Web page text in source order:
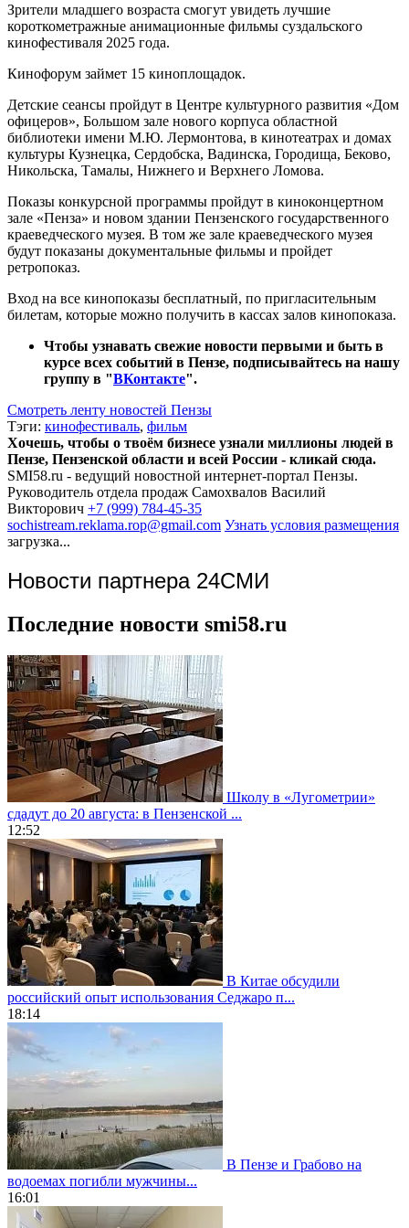
Зрители младшего возраста смогут увидеть лучшие
короткометражные анимационные фильмы суздальского
кинофестиваля 2025 года.
Кинофорум займет 15 киноплощадок.
Детские сеансы пройдут в Центре культурного развития «Дом
офицеров», Большом зале нового корпуса областной
библиотеки имени М.Ю. Лермонтова, в кинотеатрах и домах
культуры Кузнецка, Сердобска, Вадинска, Городища, Беково,
Никольска, Тамалы, Нижнего и Верхнего Ломова.
Показы конкурсной программы пройдут в киноконцертном
зале «Пенза» и новом здании Пензенского государственного
краеведческого музея. В том же зале краеведческого музея
будут показаны документальные фильмы и пройдет
ретропоказ.
Вход на все кинопоказы бесплатный, по пригласительным
билетам, которые можно получить в кассах залов кинопоказа.
Чтобы узнавать свежие новости первыми и быть в
курсе всех событий в Пензе, подписывайтесь на нашу
группу в "ВКонтакте".
Смотреть ленту новостей Пензы
Тэги: кинофестиваль, фильм
Хочешь, чтобы о твоём бизнесе узнали миллионы людей в
Пензе, Пензенской области и всей России - кликай сюда.
SMI58.ru - ведущий новостной интернет-портал Пензы.
Руководитель отдела продаж Самохвалов Василий
Викторович +7 (999) 784-45-35
sochistream.reklama.rop@gmail.com Узнать условия размещения
загрузка...
Новости партнера 24СМИ
Последние новости smi58.ru
Школу в «Лугометрии»
сдадут до 20 августа: в Пензенской ...
12:52
В Китае обсудили
российский опыт использования Седжаро п...
18:14
В Пензе и Грабово на
водоемах погибли мужчины...
16:01